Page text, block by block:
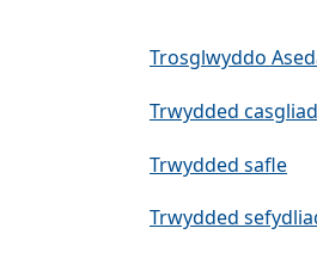
Trosglwyddo
Trwydded
Trwydded safle
Trwydded